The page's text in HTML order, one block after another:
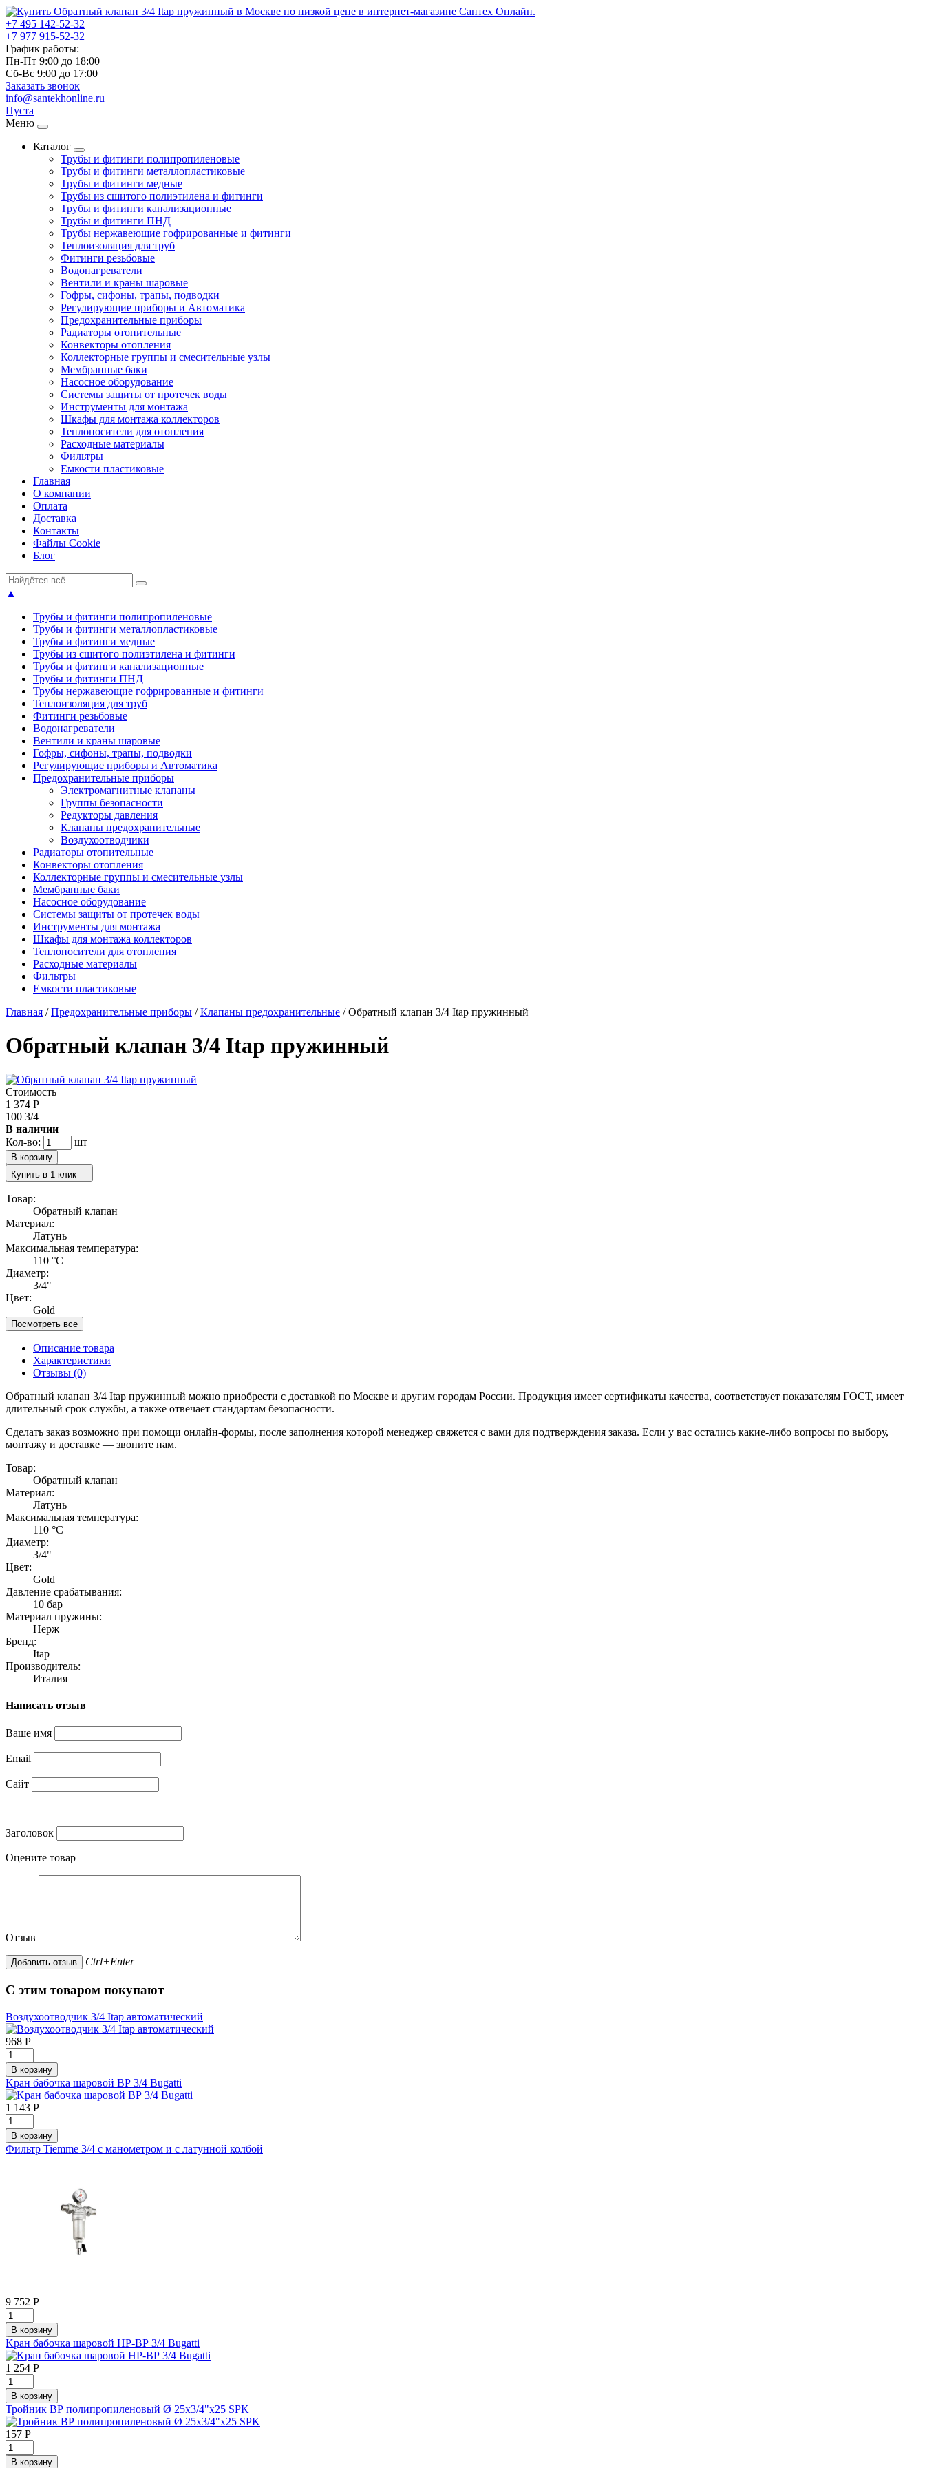
+7 495 142-52-32
+7 977 915-52-32
График работы:
Пн-Пт 9:00 до 18:00
Сб-Вс 9:00 до 17:00
Заказать звонок
info@santekhonline.ru
Пуста
Меню
Каталог
Трубы и фитинги полипропиленовые
Трубы и фитинги металлопластиковые
Трубы и фитинги медные
Трубы из сшитого полиэтилена и фитинги
Трубы и фитинги канализационные
Трубы и фитинги ПНД
Трубы нержавеющие гофрированные и фитинги
Теплоизоляция для труб
Фитинги резьбовые
Водонагреватели
Вентили и краны шаровые
Гофры, сифоны, трапы, подводки
Регулирующие приборы и Автоматика
Предохранительные приборы
Радиаторы отопительные
Конвекторы отопления
Коллекторные группы и смесительные узлы
Мембранные баки
Насосное оборудование
Системы защиты от протечек воды
Инструменты для монтажа
Шкафы для монтажа коллекторов
Теплоносители для отопления
Расходные материалы
Фильтры
Емкости пластиковые
Главная
О компании
Оплата
Доставка
Контакты
Файлы Cookie
Блог
▲
Трубы и фитинги полипропиленовые
Трубы и фитинги металлопластиковые
Трубы и фитинги медные
Трубы из сшитого полиэтилена и фитинги
Трубы и фитинги канализационные
Трубы и фитинги ПНД
Трубы нержавеющие гофрированные и фитинги
Теплоизоляция для труб
Фитинги резьбовые
Водонагреватели
Вентили и краны шаровые
Гофры, сифоны, трапы, подводки
Регулирующие приборы и Автоматика
Предохранительные приборы
Электромагнитные клапаны
Группы безопасности
Редукторы давления
Клапаны предохранительные
Воздухоотводчики
Радиаторы отопительные
Конвекторы отопления
Коллекторные группы и смесительные узлы
Мембранные баки
Насосное оборудование
Системы защиты от протечек воды
Инструменты для монтажа
Шкафы для монтажа коллекторов
Теплоносители для отопления
Расходные материалы
Фильтры
Емкости пластиковые
Главная / Предохранительные приборы / Клапаны предохранительные /Обратный клапан 3/4 Itap пружинный
Обратный клапан 3/4 Itap пружинный
Стоимость
1 374 Р
100 3/4
В наличии
Кол-во:
шт
Купить в 1 клик
Товар:
Обратный клапан
Материал:
Латунь
Максимальная температура:
110 °C
Диаметр:
3/4"
Цвет:
Gold
Посмотреть все
Описание товара
Характеристики
Отзывы (0)
Обратный клапан 3/4 Itap пружинный можно приобрести с доставкой по Москве и другим городам России. Продукция имеет сертификаты качества, соответствует показателям ГОСТ, имеет
длительный срок службы, а также отвечает стандартам безопасности.
Сделать заказ возможно при помощи онлайн-формы, после заполнения которой менеджер свяжется с вами для подтверждения заказа. Если у вас остались какие-либо вопросы по выбору,
монтажу и доставке — звоните нам.
Товар:
Обратный клапан
Материал:
Латунь
Максимальная температура:
110 °C
Диаметр:
3/4"
Цвет:
Gold
Давление срабатывания:
10 бар
Материал пружины:
Нерж
Бренд:
Itap
Производитель:
Италия
Написать отзыв
Ваше имя
Email
Сайт
Заголовок
Оцените товар
Отзыв
Ctrl+Enter
С этим товаром покупают
Воздухоотводчик 3/4 Itap автоматический
968 Р
Kран бабочка шаровой ВР 3/4 Bugatti
1 143 Р
Фильтр Tiemme 3/4 с манометром и с латунной колбой
9 752 Р
Kран бабочка шаровой НР-ВР 3/4 Bugatti
1 254 Р
Тройник ВР полипропиленовый Ø 25x3/4"x25 SPK
157 Р